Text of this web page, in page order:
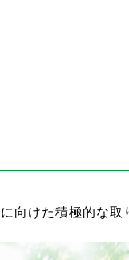
向けた積極的な取